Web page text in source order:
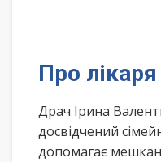
Про лікаря
Драч Ірина
досвідчений
допомагає